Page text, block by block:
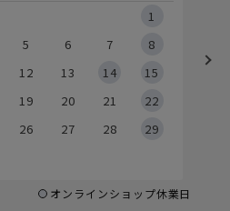
1
5 6 7
8
12 13 14
15
19 20 21
22
26 27 28
29
オンラインショップ休業日